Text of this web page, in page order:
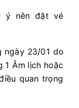
ý nên đặt vé
ngày 23/01 do
1 Âm lịch hoặc
quan trọng